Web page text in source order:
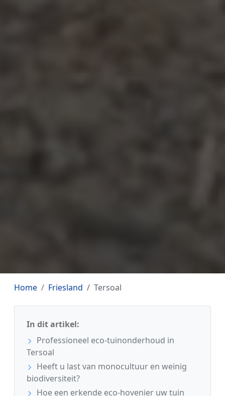
Home Friesland Tersoal
In dit artikel:
Professioneel eco-tuinonderhoud in
Tersoal
Heeft u last van monocultuur en weinig
biodiversiteit?
Hoe een erkende eco-hovenier uw tuin